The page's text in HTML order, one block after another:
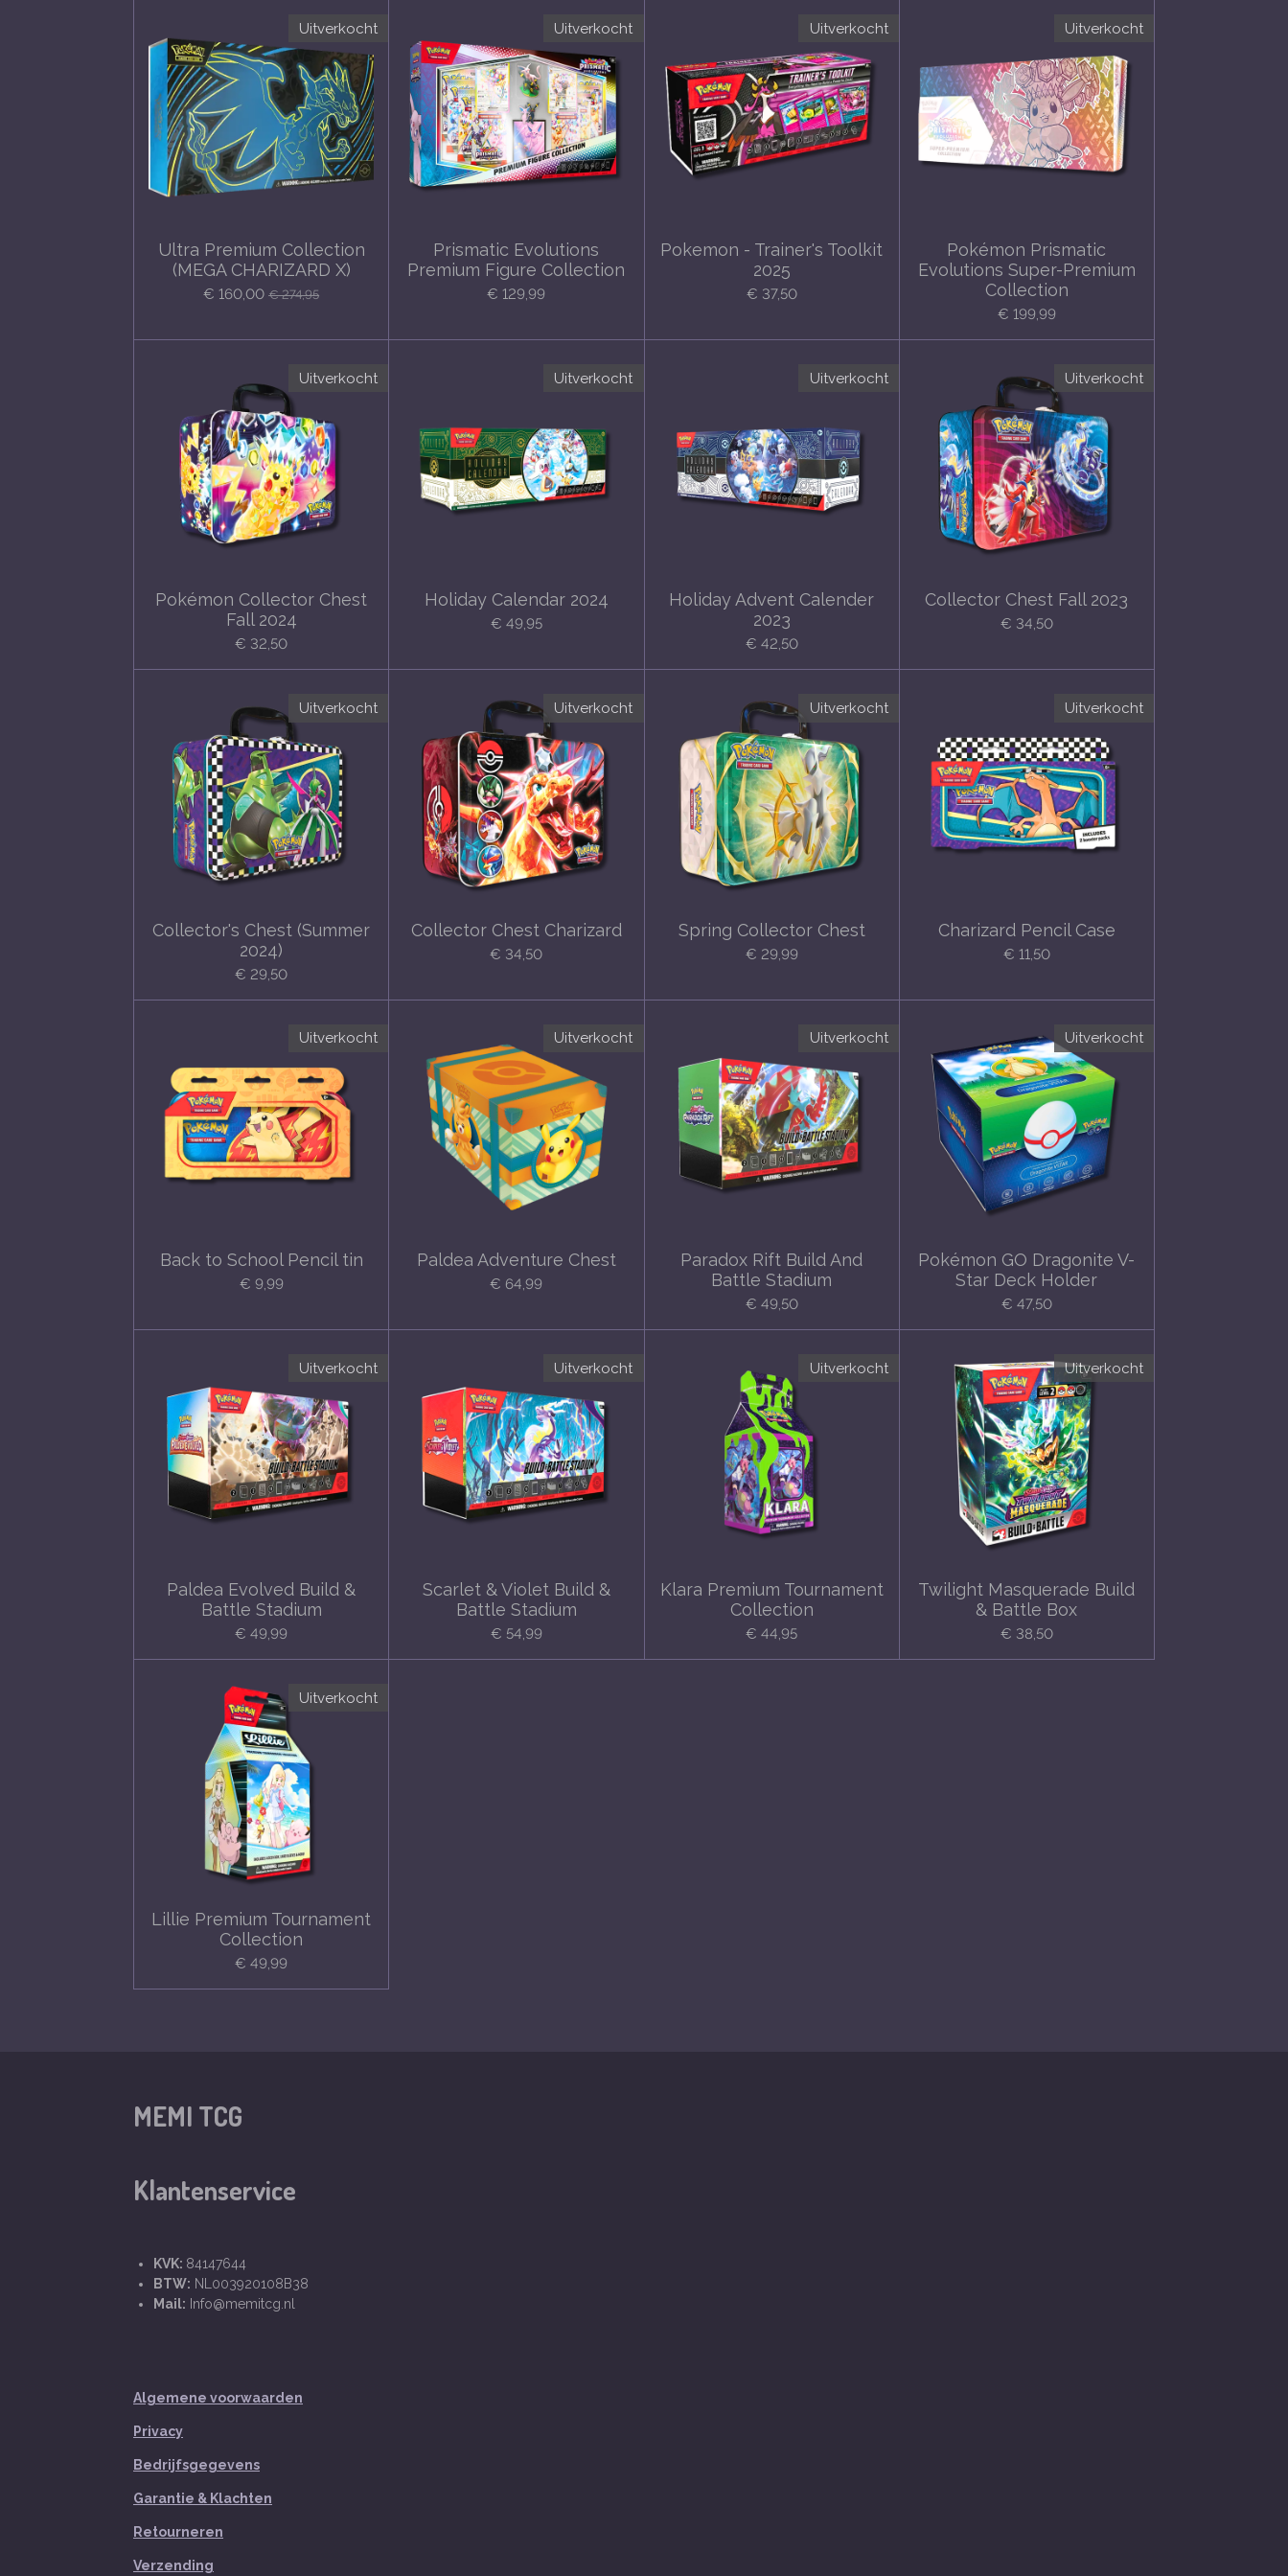
Uitverkocht
Ultra Premium Collection
(MEGA CHARIZARD X)
€ 160,00 € 274,95
Uitverkocht
Prismatic Evolutions
Premium Figure Collection
€ 129,99
Uitverkocht
Pokemon - Trainer's Toolkit
2025
€ 37,50
Uitverkocht
Pokémon Prismatic
Evolutions Super-Premium
Collection
€ 199,99
Uitverkocht
Pokémon Collector Chest
Fall 2024
€ 32,50
Uitverkocht
Holiday Calendar 2024
€ 49,95
Uitverkocht
Holiday Advent Calender
2023
€ 42,50
Uitverkocht
Collector Chest Fall 2023
€ 34,50
Uitverkocht
Collector's Chest (Summer
2024)
€ 29,50
Uitverkocht
Collector Chest Charizard
€ 34,50
Uitverkocht
Spring Collector Chest
€ 29,99
Uitverkocht
Charizard Pencil Case
€ 11,50
Uitverkocht
Back to School Pencil tin
€ 9,99
Uitverkocht
Paldea Adventure Chest
€ 64,99
Uitverkocht
Paradox Rift Build And
Battle Stadium
€ 49,50
Uitverkocht
Pokémon GO Dragonite V-
Star Deck Holder
€ 47,50
Uitverkocht
Paldea Evolved Build &
Battle Stadium
€ 49,99
Uitverkocht
Scarlet & Violet Build &
Battle Stadium
€ 54,99
Uitverkocht
Klara Premium Tournament
Collection
€ 44,95
Uitverkocht
Twilight Masquerade Build
& Battle Box
€ 38,50
Uitverkocht
Lillie Premium Tournament
Collection
€ 49,99
MEMI TCG
Klantenservice
KVK: 84147644
BTW: NL003920108B38
Mail: Info@memitcg.nl
Algemene voorwaarden
Privacy
Bedrijfsgegevens
Garantie & Klachten
Retourneren
Verzending